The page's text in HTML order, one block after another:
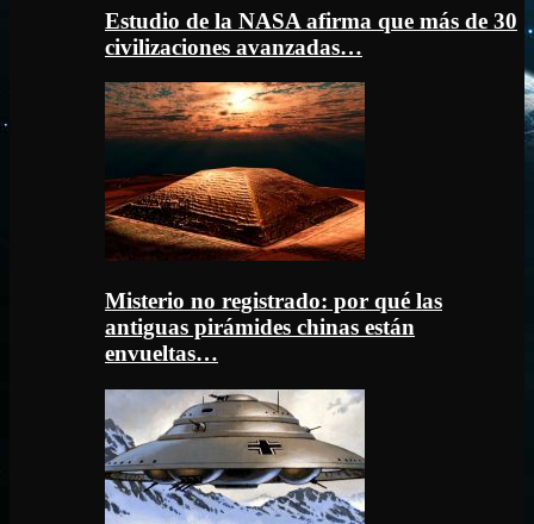
Estudio de la NASA afirma que más de 30
civilizaciones avanzadas…
Misterio no registrado: por qué las
antiguas pirámides chinas están
envueltas…